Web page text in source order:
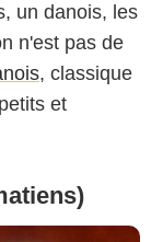
un danois, les
n'est pas de
, classique
et